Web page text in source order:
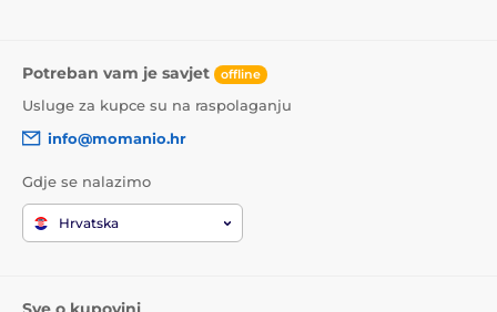
Potreban vam je savjet offline
Usluge za kupce su na raspolaganju
info@momanio.hr
Gdje se nalazimo
Hrvatska